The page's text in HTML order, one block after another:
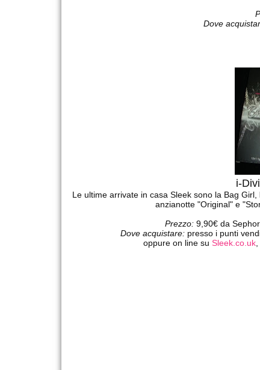
Dove
i-
Le ultime arrivate in casa Sleek sono la Bag
anzianotte "Original" e
Prezzo: 9,90€ da
Dove acquistare:presso i punti
oppure on line su Sleek.co.uk,